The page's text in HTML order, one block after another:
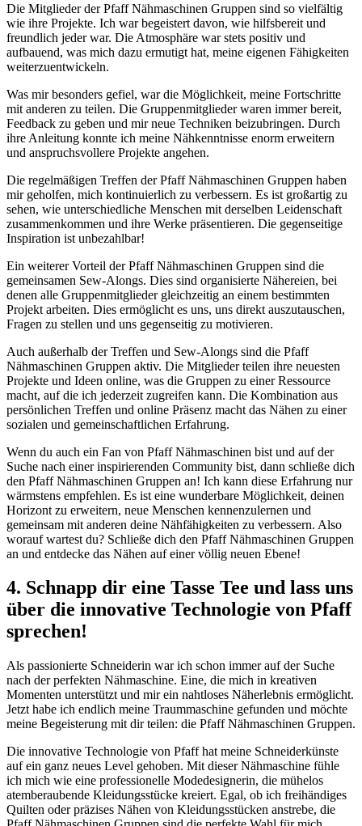
Die Mitglieder der Pfaff Nähmaschinen Gruppen sind so vielfältig
wie ihre Projekte. Ich war begeistert davon, wie hilfsbereit und
freundlich jeder war. Die Atmosphäre war stets positiv und
aufbauend, was mich dazu ermutigt hat, meine eigenen Fähigkeiten
weiterzuentwickeln.
Was mir besonders gefiel, war die Möglichkeit, meine Fortschritte
mit anderen zu teilen. Die Gruppenmitglieder waren immer bereit,
Feedback zu geben und mir neue Techniken beizubringen. Durch
ihre Anleitung konnte ich meine Nähkenntnisse enorm erweitern
und anspruchsvollere Projekte angehen.
Die regelmäßigen Treffen der Pfaff Nähmaschinen Gruppen haben
mir geholfen, mich kontinuierlich zu verbessern. Es ist großartig zu
sehen, wie unterschiedliche Menschen mit derselben Leidenschaft
zusammenkommen und ihre Werke präsentieren. Die gegenseitige
Inspiration ist unbezahlbar!
Ein weiterer Vorteil der Pfaff Nähmaschinen Gruppen sind die
gemeinsamen Sew-Alongs. Dies sind organisierte Nähereien, bei
denen alle Gruppenmitglieder gleichzeitig an einem bestimmten
Projekt arbeiten. Dies ermöglicht es uns, uns direkt auszutauschen,
Fragen zu stellen und uns gegenseitig zu motivieren.
Auch außerhalb der Treffen und Sew-Alongs sind die Pfaff
Nähmaschinen Gruppen aktiv. Die Mitglieder teilen ihre neuesten
Projekte und Ideen online, was die Gruppen zu einer Ressource
macht, auf die ich jederzeit zugreifen kann. Die Kombination aus
persönlichen Treffen und online Präsenz macht das Nähen zu einer
sozialen und gemeinschaftlichen Erfahrung.
Wenn du auch ein Fan von Pfaff Nähmaschinen bist und auf der
Suche nach einer inspirierenden Community bist, dann schließe dich
den Pfaff Nähmaschinen Gruppen an! Ich kann diese Erfahrung nur
wärmstens empfehlen. Es ist eine wunderbare Möglichkeit, deinen
Horizont zu erweitern, neue Menschen kennenzulernen und
gemeinsam mit anderen deine Nähfähigkeiten zu verbessern. Also
worauf wartest du? Schließe dich den Pfaff Nähmaschinen Gruppen
an und entdecke das Nähen auf einer völlig neuen Ebene!
4. Schnapp dir eine Tasse Tee und lass uns
über die innovative Technologie von Pfaff
sprechen!
Als passionierte Schneiderin war ich schon immer auf der Suche
nach der perfekten Nähmaschine. Eine, die mich in kreativen
Momenten unterstützt und mir ein nahtloses Näherlebnis ermöglicht.
Jetzt habe ich endlich meine Traummaschine gefunden und möchte
meine Begeisterung mit dir teilen: die Pfaff Nähmaschinen Gruppen.
Die innovative Technologie von Pfaff hat meine Schneiderkünste
auf ein ganz neues Level gehoben. Mit dieser Nähmaschine fühle
ich mich wie eine professionelle Modedesignerin, die mühelos
atemberaubende Kleidungsstücke kreiert. Egal, ob ich freihändiges
Quilten oder präzises Nähen von Kleidungsstücken anstrebe, die